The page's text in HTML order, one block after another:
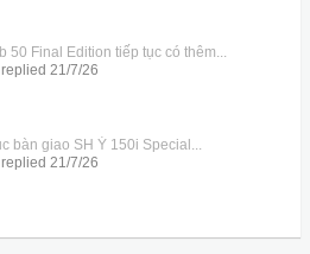
50 Final Edition tiếp tục có thêm...
replied 21/7/26
bàn giao SH Ý 150i Special...
replied 21/7/26